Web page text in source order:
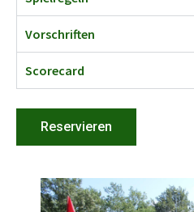
Vorschriften
Scorecard
Reservieren